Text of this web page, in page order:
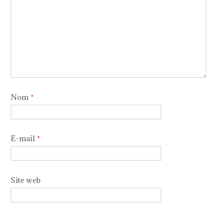
Nom *
E-mail *
Site web